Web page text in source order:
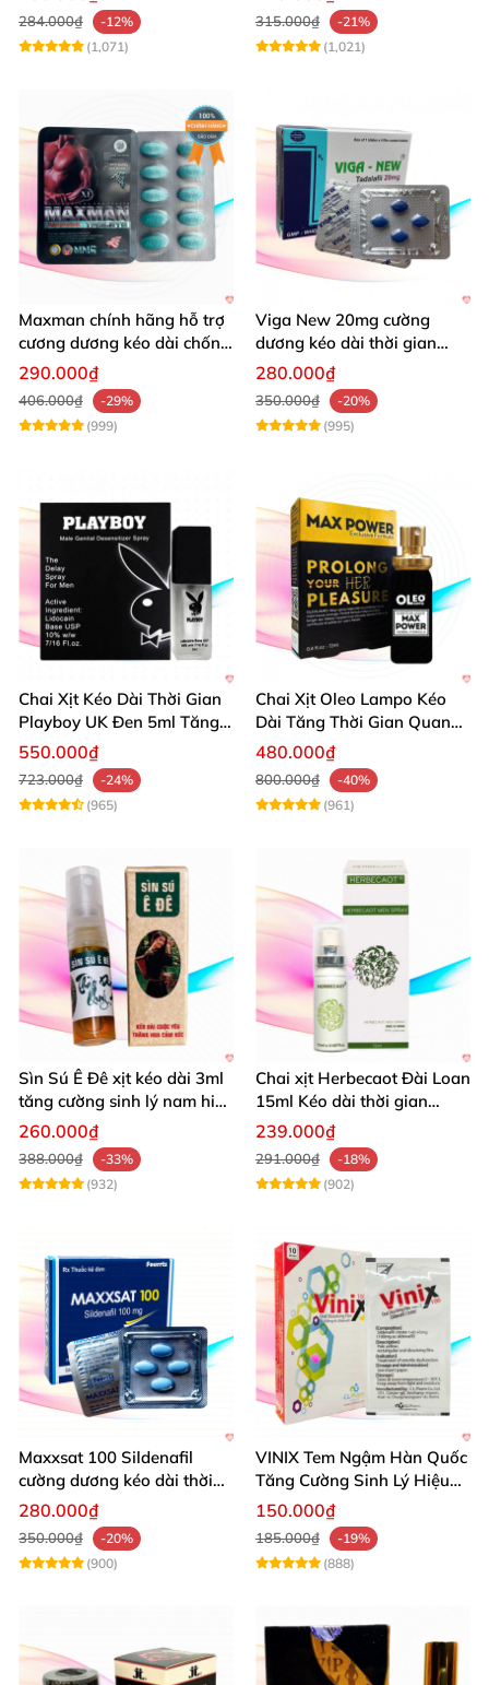
284.000₫
-12%
(1,071)
315.000₫
-21%
(1,021)
Maxman chính hãng hỗ trợ
cương dương kéo dài chống
xuất tinh sớm 10 viên
290.000₫
406.000₫
-29%
(999)
Viga New 20mg cường
dương kéo dài thời gian
chống xuất tinh hiệu quả
280.000₫
350.000₫
-20%
(995)
Chai Xịt Kéo Dài Thời Gian
Playboy UK Đen 5ml Tăng
Khoái Cảm
550.000₫
723.000₫
-24%
(965)
Chai Xịt Oleo Lampo Kéo
Dài Tăng Thời Gian Quan
Hệ Chính Hãng
480.000₫
800.000₫
-40%
(961)
Sìn Sú Ê Đê xịt kéo dài 3ml
tăng cường sinh lý nam hiệu
quả
260.000₫
388.000₫
-33%
(932)
Chai xịt Herbecaot Đài Loan
15ml Kéo dài thời gian
Tăng khoái cảm
239.000₫
291.000₫
-18%
(902)
Maxxsat 100 Sildenafil
cường dương kéo dài thời
gian dùng hiệu quả nhanh
280.000₫
350.000₫
-20%
(900)
VINIX Tem Ngậm Hàn Quốc
Tăng Cường Sinh Lý Hiệu
Quả
150.000₫
185.000₫
-19%
(888)